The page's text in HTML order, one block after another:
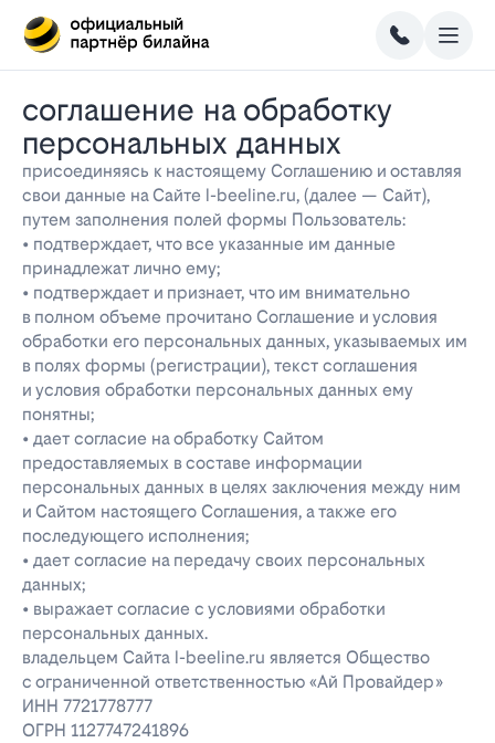
соглашение на обработку
персональных данных
присоединяясь к настоящему Соглашению и оставляя
свои данные на Сайте l-beeline.ru, (далее — Сайт),
путем заполнения полей формы Пользователь:
• подтверждает, что все указанные им данные
принадлежат лично ему;
• подтверждает и признает, что им внимательно
в полном объеме прочитано Соглашение и условия
обработки его персональных данных, указываемых им
в полях формы (регистрации), текст соглашения
и условия обработки персональных данных ему
понятны;
• дает согласие на обработку Сайтом
предоставляемых в составе информации
персональных данных в целях заключения между ним
и Сайтом настоящего Соглашения, а также его
последующего исполнения;
• дает согласие на передачу своих персональных
данных;
• выражает согласие с условиями обработки
персональных данных.
владельцем Сайта l-beeline.ru является Общество
с ограниченной ответственностью «Ай Провайдер»
ИНН 7721778777
ОГРН 1127747241896